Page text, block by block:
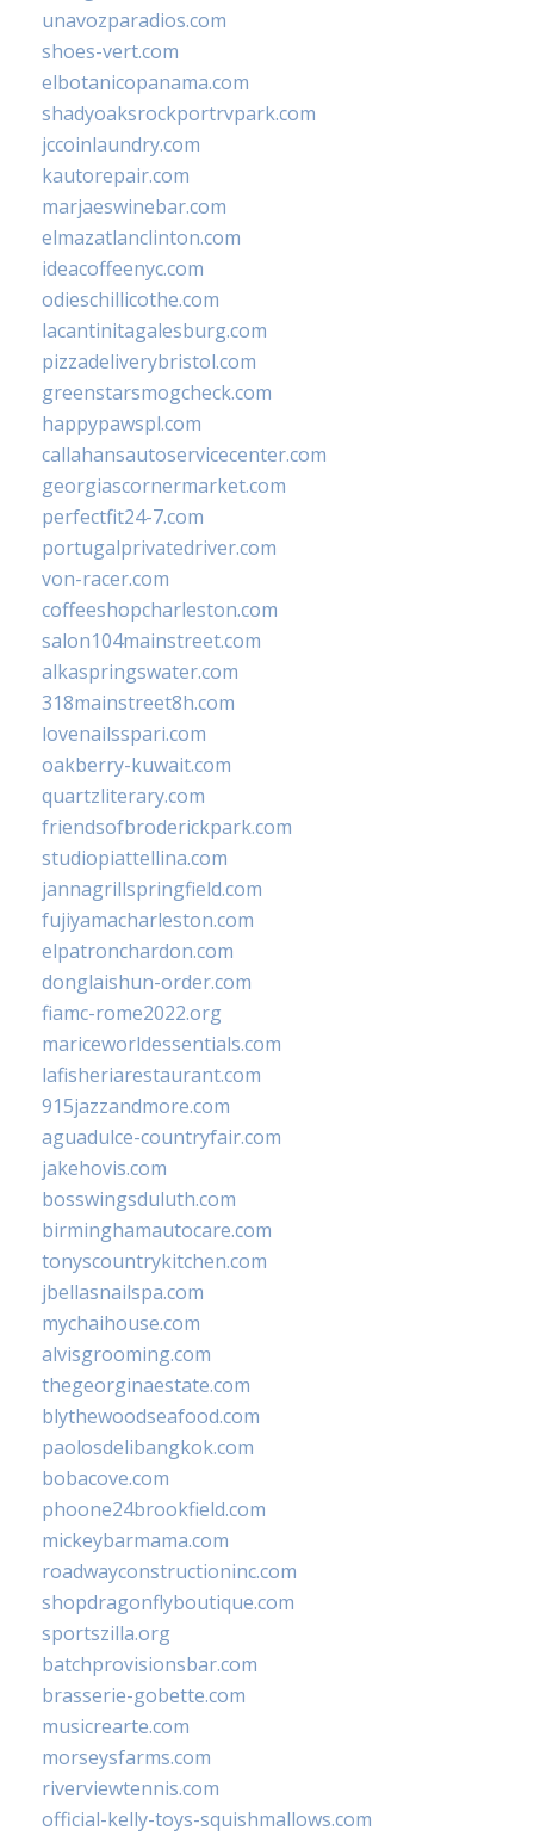
unavozparadios.com
shoes-vert.com
elbotanicopanama.com
shadyoaksrockportrvpark.com
jccoinlaundry.com
kautorepair.com
marjaeswinebar.com
elmazatlanclinton.com
ideacoffeenyc.com
odieschillicothe.com
lacantinitagalesburg.com
pizzadeliverybristol.com
greenstarsmogcheck.com
happypawspl.com
callahansautoservicecenter.com
georgiascornermarket.com
perfectfit24-7.com
portugalprivatedriver.com
von-racer.com
coffeeshopcharleston.com
salon104mainstreet.com
alkaspringswater.com
318mainstreet8h.com
lovenailsspari.com
oakberry-kuwait.com
quartzliterary.com
friendsofbroderickpark.com
studiopiattellina.com
jannagrillspringfield.com
fujiyamacharleston.com
elpatronchardon.com
donglaishun-order.com
fiamc-rome2022.org
mariceworldessentials.com
lafisheriarestaurant.com
915jazzandmore.com
aguadulce-countryfair.com
jakehovis.com
bosswingsduluth.com
birminghamautocare.com
tonyscountrykitchen.com
jbellasnailspa.com
mychaihouse.com
alvisgrooming.com
thegeorginaestate.com
blythewoodseafood.com
paolosdelibangkok.com
bobacove.com
phoone24brookfield.com
mickeybarmama.com
roadwayconstructioninc.com
shopdragonflyboutique.com
sportszilla.org
batchprovisionsbar.com
brasserie-gobette.com
musicrearte.com
morseysfarms.com
riverviewtennis.com
official-kelly-toys-squishmallows.com